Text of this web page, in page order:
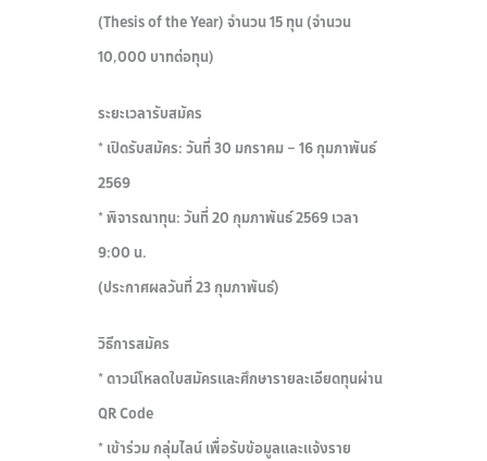
(Thesis of the Year) จำนวน 15 ทุน (จำนวน
10,000 บาทต่อทุน)
ระยะเวลารับสมัคร
* เปิดรับสมัคร: วันที่ 30 มกราคม – 16 กุมภาพันธ์
2569
* พิจารณาทุน: วันที่ 20 กุมภาพันธ์ 2569 เวลา
9:00 น.
(ประกาศผลวันที่ 23 กุมภาพันธ์)
วิธีการสมัคร
* ดาวน์โหลดใบสมัครและศึกษารายละเอียดทุนผ่าน
QR Code
* เข้าร่วม กลุ่มไลน์ เพื่อรับข้อมูลและแจ้งราย